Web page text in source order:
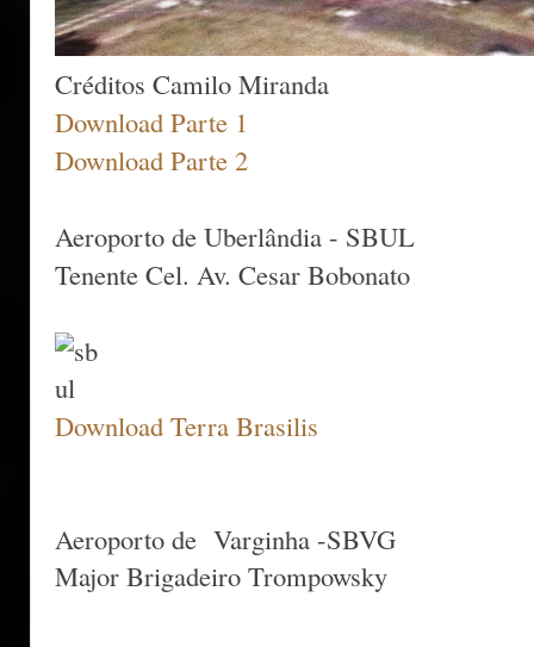
Créditos Camilo Miranda
Download Parte 1
Download Parte 2
Aeroporto de Uberlândia - SBUL
Tenente Cel. Av. Cesar Bobonato
Download Terra Brasilis
Aeroporto de Varginha -SBVG
Major Brigadeiro Trompowsky